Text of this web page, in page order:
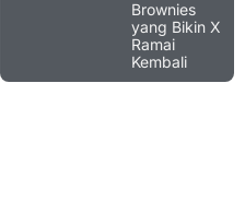
Brownies
yang Bikin X
Ramai
Kembali